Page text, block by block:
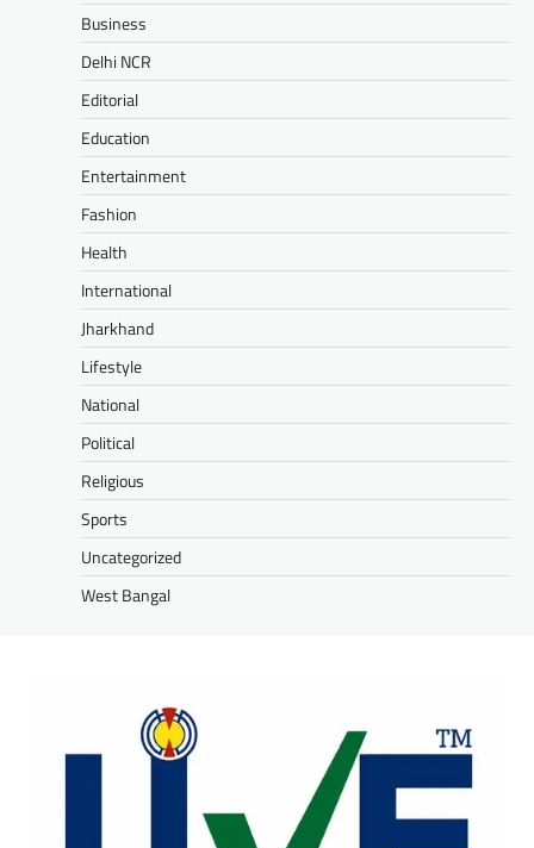
Business
Delhi NCR
Editorial
Education
Entertainment
Fashion
Health
International
Jharkhand
Lifestyle
National
Political
Religious
Sports
Uncategorized
West Bangal